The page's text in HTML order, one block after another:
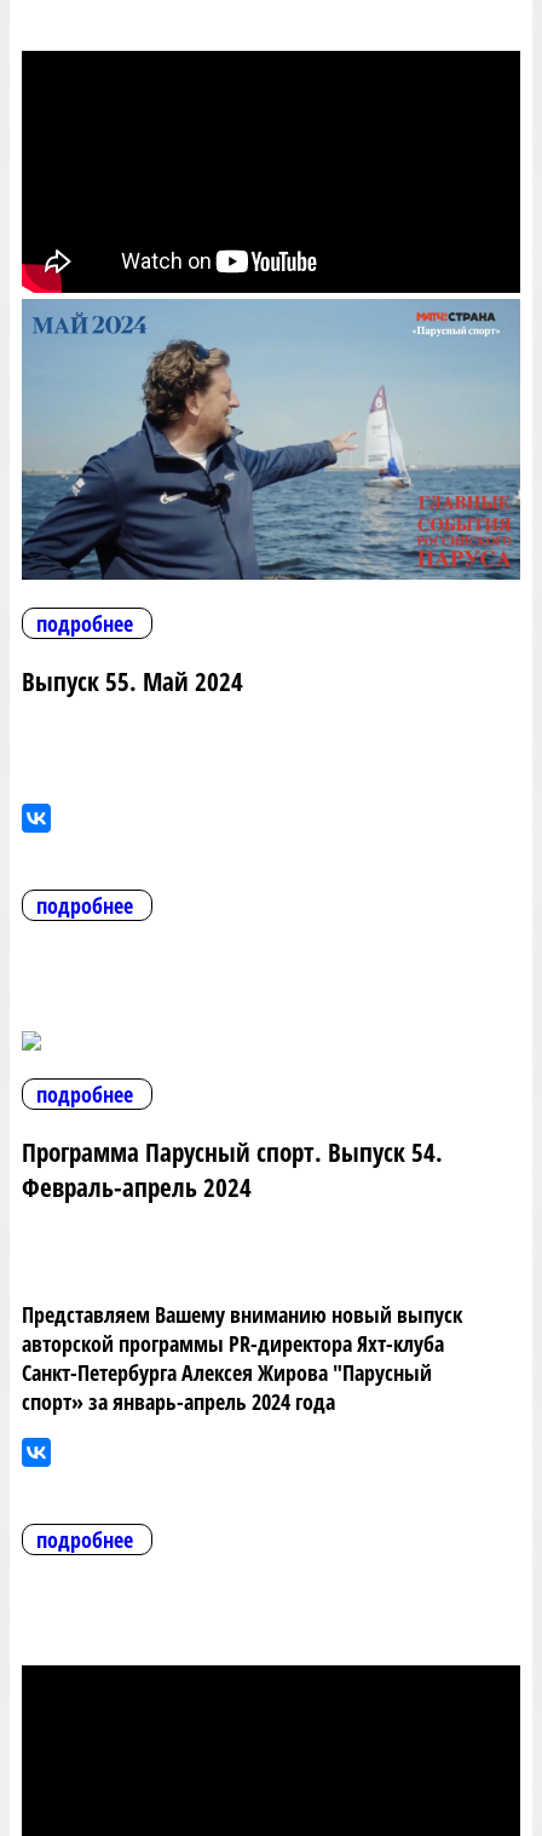
подробнее
Выпуск 55. Май 2024
подробнее
подробнее
Программа Парусный спорт. Выпуск 54.
Февраль-апрель 2024
Представляем Вашему вниманию новый выпуск
авторской программы PR-директора Яхт-клуба
Санкт-Петербурга Алексея Жирова "Парусный
спорт» за январь-апрель 2024 года
подробнее